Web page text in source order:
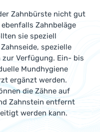
Zahnbürste nicht gut
Zahnbeläge
sie speziell
spezielle
Verfügung. Ein- bis
Mundhygiene
ergänzt werden.
die Zähne auf
Zahnstein entfernt
werden kann.